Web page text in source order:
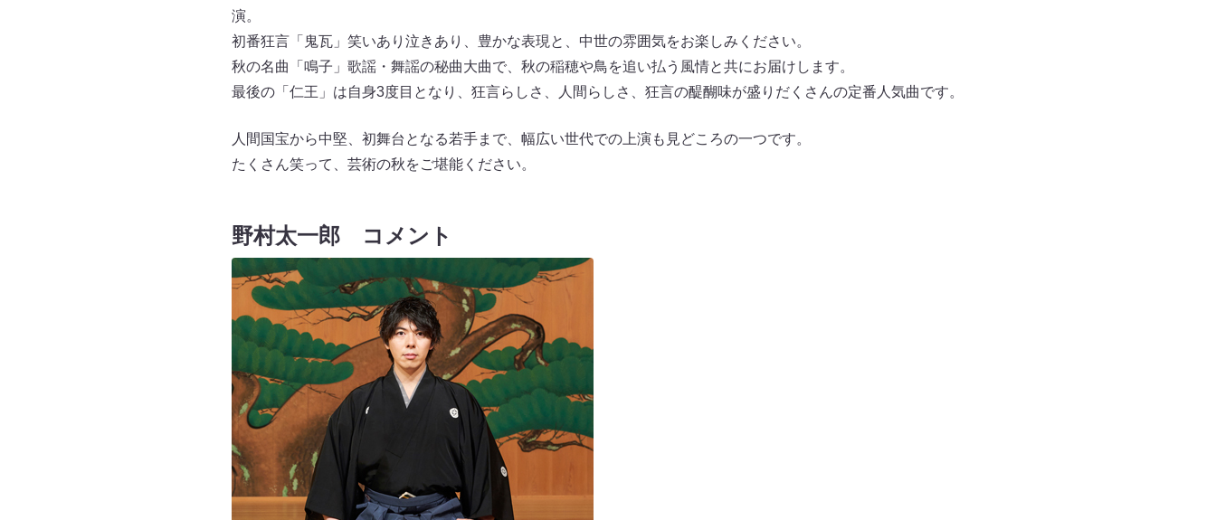
演。
初番狂言「鬼瓦」笑いあり泣きあり、豊かな表現と、中世の雰囲気をお楽しみください。
秋の名曲「鳴子」歌謡・舞謡の秘曲大曲で、秋の稲穂や鳥を追い払う風情と共にお届けします。
最後の「仁王」は自身3度目となり、狂言らしさ、人間らしさ、狂言の醍醐味が盛りだくさんの定番人気曲です。
人間国宝から中堅、初舞台となる若手まで、幅広い世代での上演も見どころの一つです。
たくさん笑って、芸術の秋をご堪能ください。
野村太一郎 コメント